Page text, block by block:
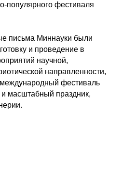
популярного фестиваля
письма Миннауки были
и проведение в
научной,
направленности,
фестиваль
масштабный праздник,